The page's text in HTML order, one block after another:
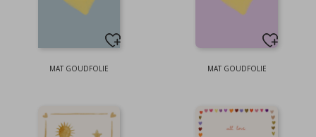
MAT GOUDFOLIE MAT GOUDFOLIE